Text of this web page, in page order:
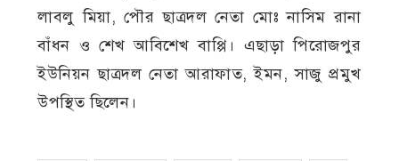
লাবলু মিয়া, পৌর ছাত্রদল নেতা মোঃ নাসিম রানা
বাঁধন ও শেখ আবিশেখ বাপ্পি। এছাড়া পিরোজপুর
ইউনিয়ন ছাত্রদল নেতা আরাফাত, ইমন, সাজু প্রমুখ
উপস্থিত ছিলেন।